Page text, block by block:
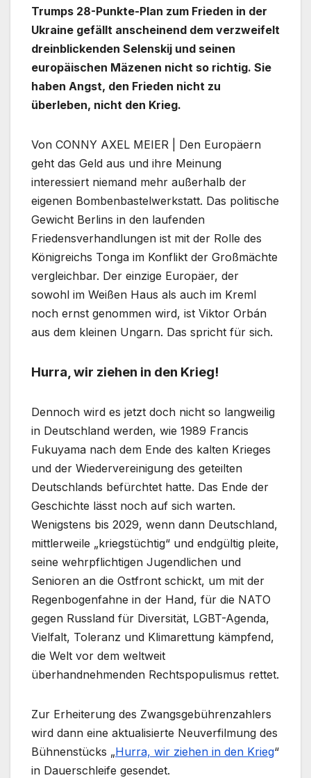
Trumps 28-Punkte-Plan zum Frieden in der
Ukraine gefällt anscheinend dem verzweifelt
dreinblickenden Selenskij und seinen
europäischen Mäzenen nicht so richtig. Sie
haben Angst, den Frieden nicht zu
überleben, nicht den Krieg.
Von CONNY AXEL MEIER | Den Europäern
geht das Geld aus und ihre Meinung
interessiert niemand mehr außerhalb der
eigenen Bombenbastelwerkstatt. Das politische
Gewicht Berlins in den laufenden
Friedensverhandlungen ist mit der Rolle des
Königreichs Tonga im Konflikt der Großmächte
vergleichbar. Der einzige Europäer, der
sowohl im Weißen Haus als auch im Kreml
noch ernst genommen wird, ist Viktor Orbán
aus dem kleinen Ungarn. Das spricht für sich.
Hurra, wir ziehen in den Krieg!
Dennoch wird es jetzt doch nicht so langweilig
in Deutschland werden, wie 1989 Francis
Fukuyama nach dem Ende des kalten Krieges
und der Wiedervereinigung des geteilten
Deutschlands befürchtet hatte. Das Ende der
Geschichte lässt noch auf sich warten.
Wenigstens bis 2029, wenn dann Deutschland,
mittlerweile „kriegstüchtig“ und endgültig pleite,
seine wehrpflichtigen Jugendlichen und
Senioren an die Ostfront schickt, um mit der
Regenbogenfahne in der Hand, für die NATO
gegen Russland für Diversität, LGBT-Agenda,
Vielfalt, Toleranz und Klimarettung kämpfend,
die Welt vor dem weltweit
überhandnehmenden Rechtspopulismus rettet.
Zur Erheiterung des Zwangsgebührenzahlers
wird dann eine aktualisierte Neuverfilmung des
Bühnenstücks „Hurra, wir ziehen in den Krieg“
in Dauerschleife gesendet.